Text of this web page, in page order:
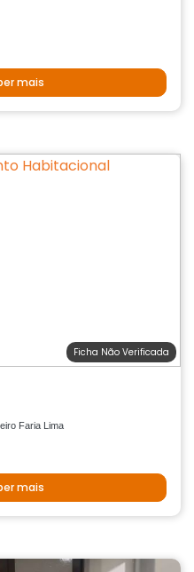
mais
Ficha Não Verificada
Faria Lima
mais